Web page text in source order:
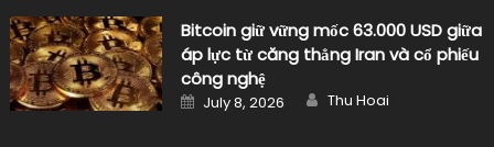
Bitcoin giữ vững mốc 63.000 USD giữa
áp lực từ căng thẳng Iran và cổ phiếu
công nghệ
Posted
on
July 8, 2026 Author
Thu Hoai